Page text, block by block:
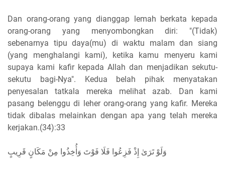
Dan orang-orang yang dianggap lemah berkata kepada
orang-orang yang menyombongkan diri: "(Tidak)
sebenarnya tipu daya(mu) di waktu malam dan siang
(yang menghalangi kami), ketika kamu menyeru kami
supaya kami kafir kepada Allah dan menjadikan sekutu-
sekutu bagi-Nya". Kedua belah pihak menyatakan
penyesalan tatkala mereka melihat azab. Dan kami
pasang belenggu di leher orang-orang yang kafir. Mereka
tidak dibalas melainkan dengan apa yang telah mereka
kerjakan.(34):33
ﻭَﻟَﻮْ ﺗَﺮَﻯٰ ﺇِﺫْ ﻓَﺰِﻋُﻮﺍ ﻓَﻠَﺎ ﻓَﻮْﺕَ ﻭَﺃُﺧِﺬُﻭﺍ ﻣِﻦْ ﻣَﻜَﺎﻥٍ ﻗَﺮِﻳﺐٍ